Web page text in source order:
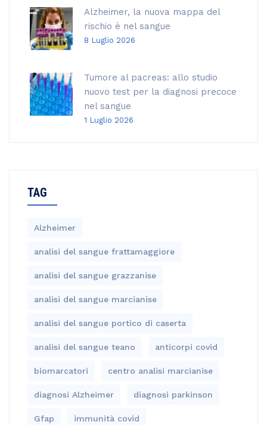
Alzheimer, la nuova mappa del
rischio è nel sangue
8 Luglio 2026
Tumore al pacreas: allo studio
nuovo test per la diagnosi precoce
nel sangue
1 Luglio 2026
TAG
Alzheimer
analisi del sangue frattamaggiore
analisi del sangue grazzanise
analisi del sangue marcianise
analisi del sangue portico di caserta
analisi del sangue teano anticorpi covid
biomarcatori centro analisi marcianise
diagnosi Alzheimer diagnosi parkinson
Gfap immunità covid